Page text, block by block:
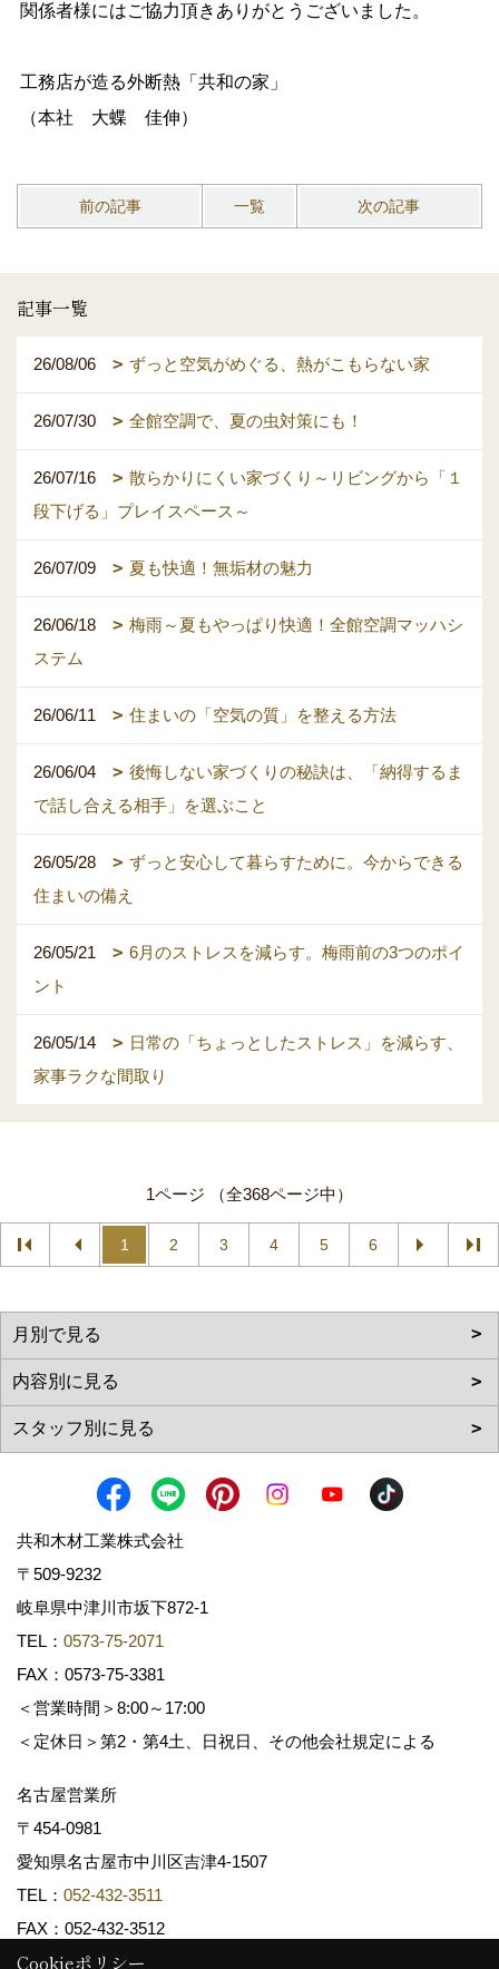
関係者様にはご協力頂きありがとうございました。
工務店が造る外断熱「共和の家」
（本社 大蝶 佳伸）
前の記事 一覧 次の記事
記事一覧
26/08/06 ずっと空気がめぐる、熱がこもらない家
26/07/30 全館空調で、夏の虫対策にも！
26/07/16
散らかりにくい家づくり～リビングから「１
段下げる」プレイスペース～
26/07/09 夏も快適！無垢材の魅力
26/06/18
梅雨～夏もやっぱり快適！全館空調マッハシ
ステム
26/06/11 住まいの「空気の質」を整える方法
26/06/04
後悔しない家づくりの秘訣は、「納得するま
で話し合える相手」を選ぶこと
26/05/28
ずっと安心して暮らすために。今からできる
住まいの備え
26/05/21
6月のストレスを減らす。梅雨前の3つのポイ
ント
26/05/14
日常の「ちょっとしたストレス」を減らす、
家事ラクな間取り
1ページ （全368ページ中）
1 2 3 4 5 6
共和木材工業株式会社
〒509-9232
岐阜県中津川市坂下872‐1
TEL： 0573-75-2071
FAX：0573-75-3381
＜営業時間＞8:00～17:00
＜定休日＞第2・第4土、日祝日、その他会社規定による
名古屋営業所
〒454-0981
愛知県名古屋市中川区吉津4-1507
TEL： 052-432-3511
FAX：052-432-3512
Cookieポリシー